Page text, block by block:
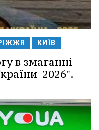
КИЇВ
в змаганні
2026".